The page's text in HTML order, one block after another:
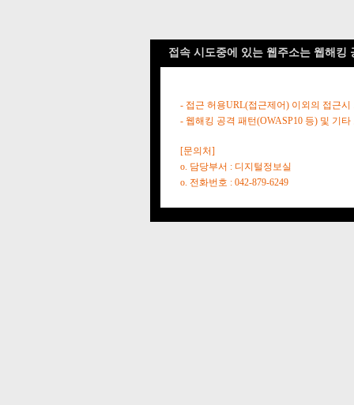
접속 시도중에 있는 웹주소는 웹해킹
- 접근 허용URL(접근제어) 이외의 접근시
- 웹해킹 공격 패턴(OWASP10 등) 및 기
[문의처]
o. 담당부서 : 디지털정보실
o. 전화번호 : 042-879-6249